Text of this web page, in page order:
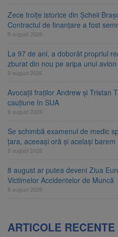
Zece troițe istorice din Șcheii
Contractul de finanțare a fost
9 august 2026
La 97 de ani, a doborât propriul
zburat din nou pe aripa unui avion
9 august 2026
Avocații fraților Andrew și Tristan
cauțiune în SUA
9 august 2026
Se schimbă examenul de medic
țara, aceeași oră și același barem
8 august 2026
8 august ar putea deveni Ziua
Victimelor Accidentelor de Muncă
8 august 2026
ARTICOLE RECENTE